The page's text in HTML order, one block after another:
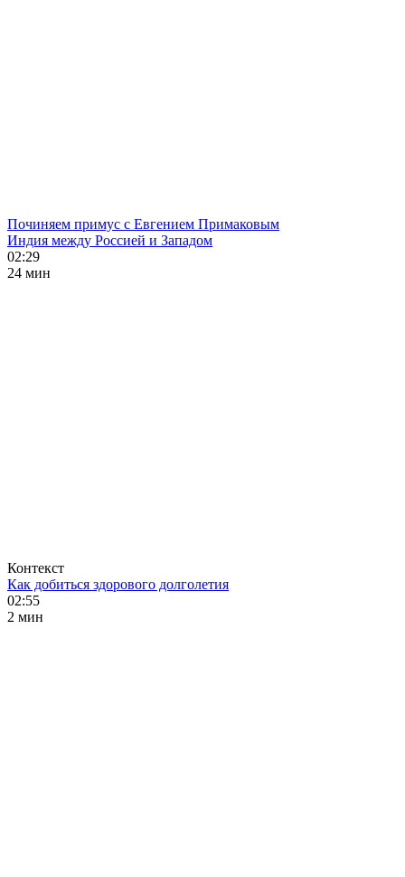
Починяем примус с Евгением Примаковым
Индия между Россией и Западом
02:29
24 мин
Контекст
Как добиться здорового долголетия
02:55
2 мин